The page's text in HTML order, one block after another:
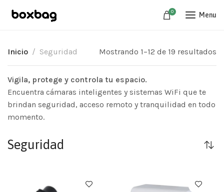
0 Menu
Inicio Seguridad Mostrando 1–12 de 19 resultados
Vigila, protege y controla tu espacio.
Encuentra cámaras inteligentes y sistemas WiFi que te
brindan seguridad, acceso remoto y tranquilidad en todo
momento.
Seguridad